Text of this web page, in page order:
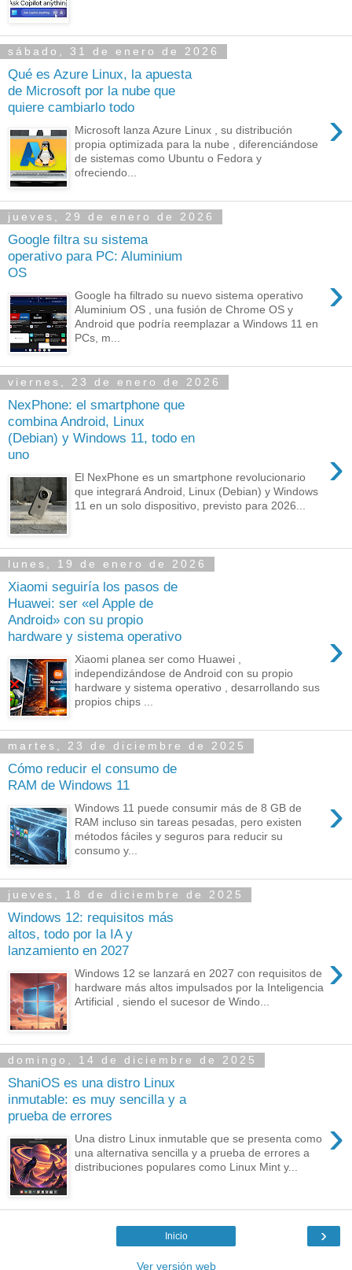
sábado, 31 de enero de 2026
Qué es Azure Linux, la apuesta
de Microsoft por la nube que
quiere cambiarlo todo
›
Microsoft lanza Azure Linux , su distribución
propia optimizada para la nube , diferenciándose
de sistemas como Ubuntu o Fedora y
ofreciendo...
jueves, 29 de enero de 2026
Google filtra su sistema
operativo para PC: Aluminium
OS
›
Google ha filtrado su nuevo sistema operativo
Aluminium OS , una fusión de Chrome OS y
Android que podría reemplazar a Windows 11 en
PCs, m...
viernes, 23 de enero de 2026
NexPhone: el smartphone que
combina Android, Linux
(Debian) y Windows 11, todo en
uno
›
El NexPhone es un smartphone revolucionario
que integrará Android, Linux (Debian) y Windows
11 en un solo dispositivo, previsto para 2026...
lunes, 19 de enero de 2026
Xiaomi seguiría los pasos de
Huawei: ser «el Apple de
Android» con su propio
hardware y sistema operativo
›
Xiaomi planea ser como Huawei ,
independizándose de Android con su propio
hardware y sistema operativo , desarrollando sus
propios chips ...
martes, 23 de diciembre de 2025
Cómo reducir el consumo de
RAM de Windows 11
›
Windows 11 puede consumir más de 8 GB de
RAM incluso sin tareas pesadas, pero existen
métodos fáciles y seguros para reducir su
consumo y...
jueves, 18 de diciembre de 2025
Windows 12: requisitos más
altos, todo por la IA y
lanzamiento en 2027
›
Windows 12 se lanzará en 2027 con requisitos de
hardware más altos impulsados por la Inteligencia
Artificial , siendo el sucesor de Windo...
domingo, 14 de diciembre de 2025
ShaniOS es una distro Linux
inmutable: es muy sencilla y a
prueba de errores
›
Una distro Linux inmutable que se presenta como
una alternativa sencilla y a prueba de errores a
distribuciones populares como Linux Mint y...
›
Inicio
Ver versión web